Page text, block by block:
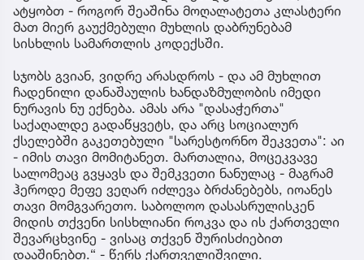
ატყობთ - როგორ შეაშინა მოღალატეთა კლასტერი
მათ მიერ გაუქმებული მუხლის დაბრუნებამ
სისხლის სამართლის კოდექსში.
სჯობს გვიან, ვიდრე არასდროს - და ამ მუხლით
ჩადენილი დანაშაულის ხანდაზმულობის იმედი
ნურავის ნუ ექნება. ამას არა "დასაჭერთა"
საქაღალდე გადაწყვეტს, და არც სოციალურ
ქსელებში გაკეთებული "სარესტორნო შეკვეთა": აი
- იმის თავი მომიტანეთ. მართალია, მოცეკვავე
სალომეაც გვყავს და შემკვეთი ნანულაც - მაგრამ
ჰეროდე მეფე ვეღარ იძლევა ბრძანებებს, იოანეს
თავი მომგვარეთო. საბოლოო დასასრულისკენ
მიდის თქვენი სისხლიანი როკვა და ის ქართველი
შევარცხვინე - ვისაც თქვენ შურისძიებით
დააშინებთ.“ - წერს ქართველიშვილი.